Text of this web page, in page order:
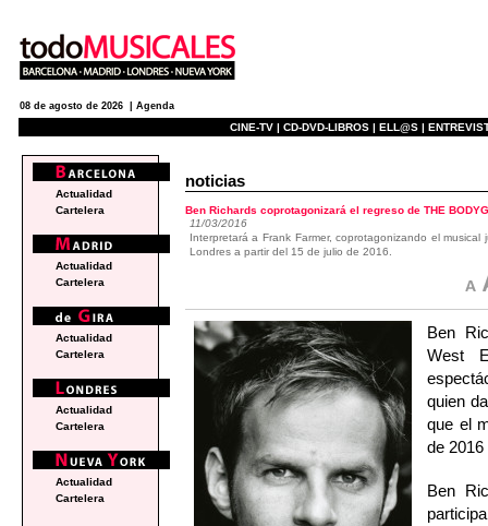
08 de agosto de 2026 | Agenda
CINE-TV | CD-DVD-LIBROS | ELL@S |
noticias
Ben Richards coprotagonizará el regreso de THE
11/03/2016
Interpretará a Frank Farmer, coprotagonizando el
Londres a partir del 15 de julio de 2016.
Ben
West
quien
que el
de
Ben
Actualidad
Cartelera
Actualidad
Cartelera
Actualidad
Cartelera
Actualidad
Cartelera
Actualidad
Cartelera